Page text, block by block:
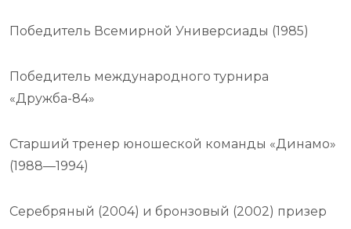
Победитель Всемирной Универсиады (1985)
Победитель международного турнира
«Дружба-84»
Старший тренер юношеской команды «Динамо»
(1988—1994)
Серебряный (2004) и бронзовый (2002) призер